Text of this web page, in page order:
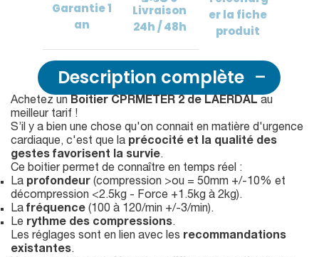
Garantie1
an
Livraison
24h / 48h
erla fiche
produit
Description complète
Achetez un Boitier CPRMETER 2 de LAERDAL au
meilleur tarif !
S’il y a bien une chose qu'on connait en matière d'urgence
cardiaque, c'est que la précocité et la qualité des
gestes favorisent la survie.
Ce boitier permet de connaître en temps réel :
La profondeur (compression >ou = 50mm +/-10% et
décompression <2.5kg - Force +1.5kg à 2kg).
La fréquence (100 à 120/min +/-3/min).
Le rythme des compressions.
Les réglages sont en lien avec les recommandations
existantes.